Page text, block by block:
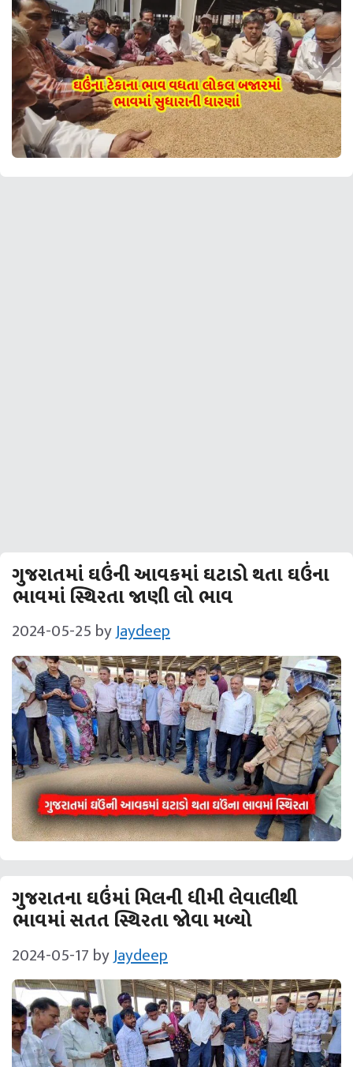
ગુજરાતમાં ઘઉંની આવકમાં ઘટાડો થતા ઘઉંના
ભાવમાં સ્થિરતા જાણી લો ભાવ
2024-05-25 byJaydeep
ગુજરાતના ઘઉંમાં મિલની ધીમી લેવાલીથી
ભાવમાં સતત સ્થિરતા જોવા મળ્યો
2024-05-17 byJaydeep